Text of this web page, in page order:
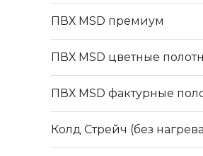
ПВХ MSD премиум
ПВХ MSD цветные
ПВХ MSD фактурные
Колд Стрейч (без